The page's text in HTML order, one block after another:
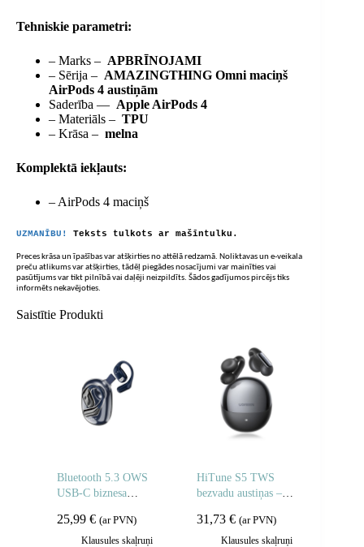
Tehniskie parametri:
– Marks – APBRĪNOJAMI
– Sērija – AMAZINGTHING Omni maciņš
AirPods 4 austiņām
Saderība — Apple AirPods 4
– Materiāls – TPU
– Krāsa – melna
Komplektā iekļauts:
– AirPods 4 maciņš
UZMANĪBU! Teksts tulkots ar mašīntulku.
Preces krāsa un īpašības var atšķirties no attēlā redzamā. Noliktavas un e-veikala
preču atlikums var atšķirties, tādēļ piegādes nosacījumi var mainīties vai
pasūtījums var tikt pilnībā vai daļēji neizpildīts. Šādos gadījumos pircējs tiks
informēts nekavējoties.
Saistītie Produkti
Bluetooth 5.3 OWS
USB-C biznesa
25,99 € (ar PVN)
Klausules skaļruņi
HiTune S5 TWS
bezvadu austiņas –
31,73€ (ar PVN)
Klausules skaļruņi